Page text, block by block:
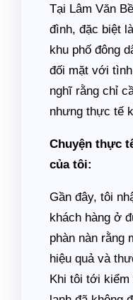
Tại Lâm Văn
đình, đặc biệt
khu phố đông
đối mặt với
nghĩ rằng chỉ
nhưng thực tế
Chuyện thực
của tôi:
Gần đây, tôi
khách hàng ở
phàn nàn rằng
hiệu quả và
Khi tôi tới kiểm